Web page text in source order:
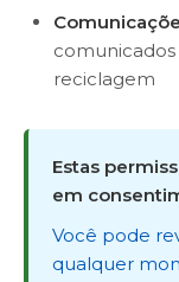
reciclagem
Estas
em
Você pode
qualquer